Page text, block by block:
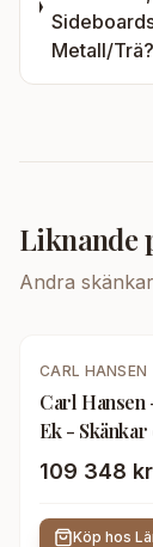
Metall/Trä?
Liknande
Andra skänkar
CARL HANSEN
Carl Hansen
Ek -
Träfärgad -
109 348 kr
Köp hos